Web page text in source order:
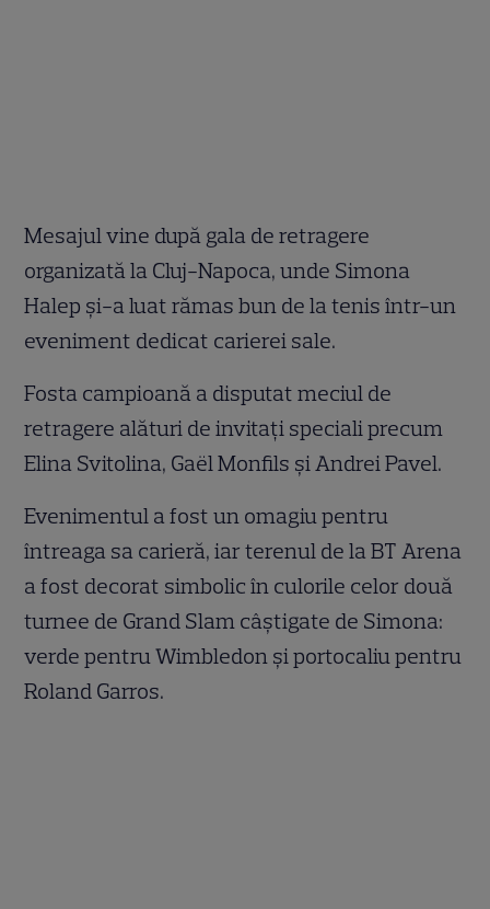
Mesajul vine după gala de retragere
organizată la Cluj-Napoca, unde Simona
Halep și-a luat rămas bun de la tenis într-un
eveniment dedicat carierei sale.
Fosta campioană a disputat meciul de
retragere alături de invitați speciali precum
Elina Svitolina, Gaël Monfils și Andrei Pavel.
Evenimentul a fost un omagiu pentru
întreaga sa carieră, iar terenul de la BT Arena
a fost decorat simbolic în culorile celor două
turnee de Grand Slam câștigate de Simona:
verde pentru Wimbledon și portocaliu pentru
Roland Garros.